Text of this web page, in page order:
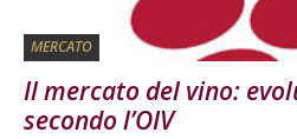
MERCATO
Il mercato del vino:
secondo l’OIV